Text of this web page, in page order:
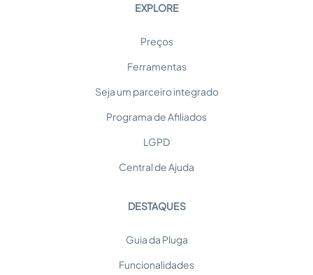
EXPLORE
Preços
Ferramentas
Seja um parceiro integrado
Programa de Afiliados
LGPD
Central de Ajuda
DESTAQUES
Guia da Pluga
Funcionalidades